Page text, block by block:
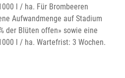
l / ha. Für Brombeeren
Aufwandmenge auf Stadium
der Blüten offen» sowie eine
l / ha. Wartefrist: 3 Wochen.